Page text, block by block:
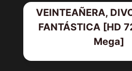
VEINTEAÑERA,
FANTÁSTICA [HD
Mega]